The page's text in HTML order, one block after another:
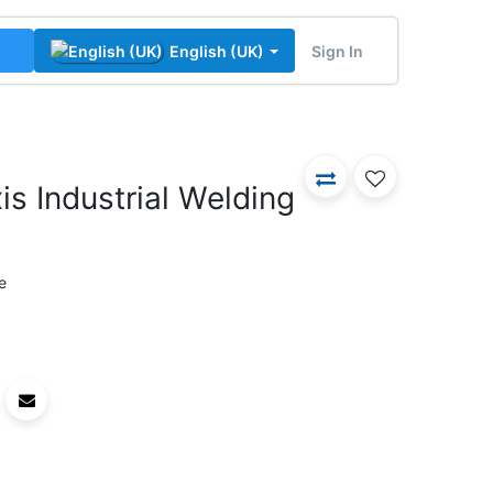
English (UK) Sign In
Industrial Welding